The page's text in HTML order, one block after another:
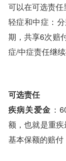
可以在可选责任
轻症和中症：
期，共享6次赔
症/中症责任继
可选责任
疾病关爱金 ：
额，也就是重
基本保额的赔付